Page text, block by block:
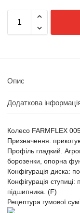
Опис
Додаткова
Колесо FARMFLEX
Призначення:
Профіль гладкий.
борозенки, опорна
Конфігурація диска:
Конфігурація
підшипника. (F)
Рецептура гумової